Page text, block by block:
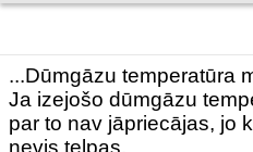
...Dūmgāzu temperatūra
Ja izejošo dūmgāzu
par to nav jāpriecājas, jo
nevis telpas.